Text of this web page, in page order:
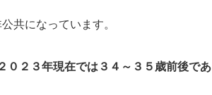
共になっています。
２０２３年現在では３４～３５歳前後であ